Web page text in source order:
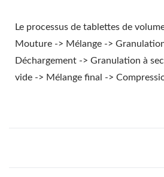
Le processus de tablettes de
Mouture -> Mélange ->
Déchargement -> Granulation à
vide -> Mélange final ->